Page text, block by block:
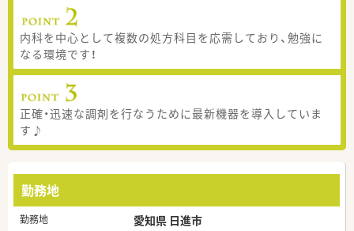
内科を中心として複数の処方科目を応需しており、勉強に
なる環境です！
正確・迅速な調剤を行なうために最新機器を導入していま
す♪
勤務地
勤務地 愛知県 日進市